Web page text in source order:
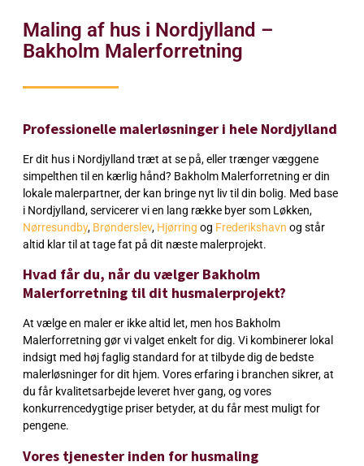
Maling af hus i Nordjylland –
Bakholm Malerforretning
Professionelle malerløsninger i hele Nordjylland
Er dit hus i Nordjylland træt at se på, eller trænger væggene
simpelthen til en kærlig hånd? Bakholm Malerforretning er din
lokale malerpartner, der kan bringe nyt liv til din bolig. Med base
i Nordjylland, servicerer vi en lang række byer som Løkken,
Nørresundby, Brønderslev, Hjørring og Frederikshavn og står
altid klar til at tage fat på dit næste malerprojekt.
Hvad får du, når du vælger Bakholm
Malerforretning til dit husmalerprojekt?
At vælge en maler er ikke altid let, men hos Bakholm
Malerforretning gør vi valget enkelt for dig. Vi kombinerer lokal
indsigt med høj faglig standard for at tilbyde dig de bedste
malerløsninger for dit hjem. Vores erfaring i branchen sikrer, at
du får kvalitetsarbejde leveret hver gang, og vores
konkurrencedygtige priser betyder, at du får mest muligt for
pengene.
Vores tjenester inden for husmaling